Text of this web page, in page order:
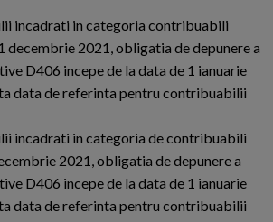
incadrati in categoria contribuabili
decembrie 2021, obligatia de depunere a
D406 incepe de la data de 1 ianuarie
data de referinta pentru contribuabilii
incadrati in categoria de contribuabili
2021, obligatia de depunere a
D406 incepe de la data de 1 ianuarie
data de referinta pentru contribuabilii